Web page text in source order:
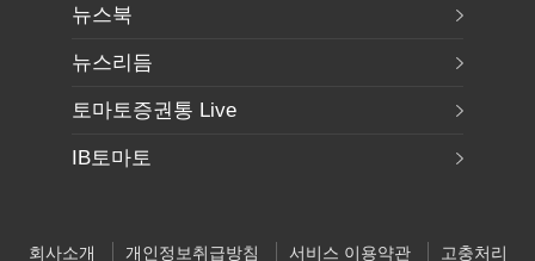
뉴스북
뉴스리듬
토마토증권통 Live
IB토마토
회사소개 개인정보취급방침 서비스 이용약관 고충처리